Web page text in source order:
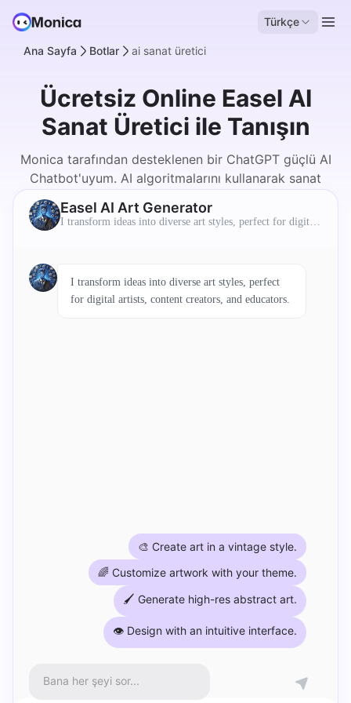
Türkçe
Ana Sayfa Botlar ai sanat üretici
Ücretsiz Online Easel AI
Sanat Üretici ile Tanışın
Monica tarafından desteklenen bir ChatGPT güçlü AI
Chatbot'uyum. AI algoritmalarını kullanarak sanat
Easel AI Art Generator
I transform ideas into diverse art styles, perfect for digital
I transform ideas into diverse art styles, perfect
for digital artists, content creators, and educators.
🎨 Create art in a vintage style.
🌈 Customize artwork with your theme.
🖌️ Generate high-res abstract art.
👁️ Design with an intuitive interface.
Bana her şeyi sor...